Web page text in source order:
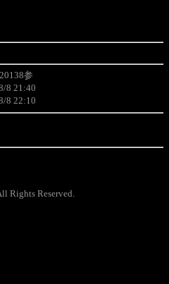
参
8 21:40
8 22:10
Rights Reserved.